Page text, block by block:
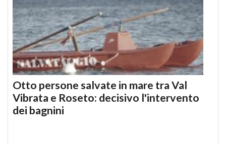
Otto persone salvate in mare tra Val
Vibrata e Roseto: decisivo l'intervento
dei bagnini